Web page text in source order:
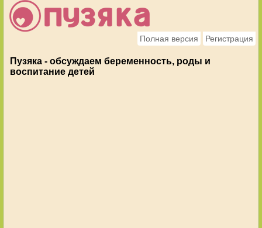
Полная версия Регистрация
Пузяка - обсуждаем беременность, роды и
воспитание детей